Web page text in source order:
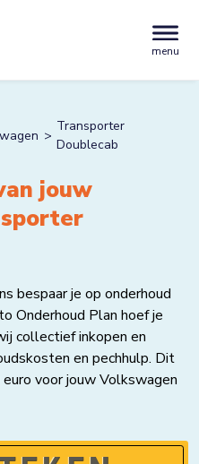
menu
Transporter
Doublecab
jouw
bespaar je op onderhoud
Onderhoud Plan hoef je
collectief inkopen en
en pechhulp. Dit
voor jouw Volkswagen